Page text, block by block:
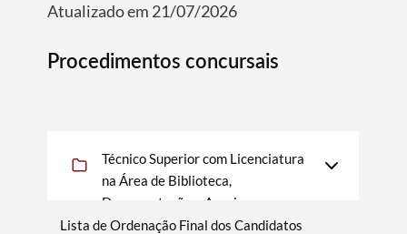
Atualizado em 21/07/2026
Procedimentos concursais
Técnico Superior com Licenciatura
na Área de Biblioteca,
Documentação e Arquivo
Lista de Ordenação Final dos Candidatos